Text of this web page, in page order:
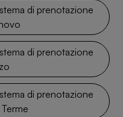
di prenotazione
di prenotazione
di prenotazione